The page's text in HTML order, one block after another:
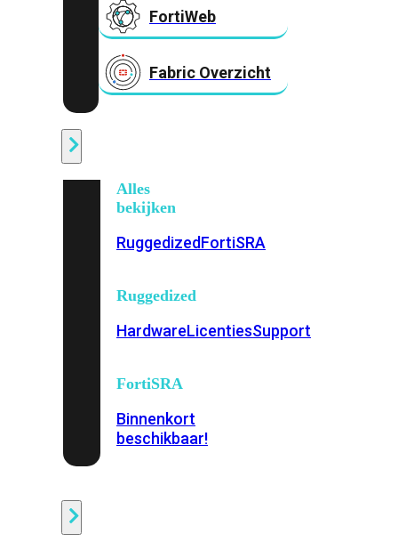
FortiWeb
Fabric Overzicht
Alles
bekijken
RuggedizedFortiSRA
Ruggedized
HardwareLicentiesSupport
FortiSRA
Binnenkort
beschikbaar!